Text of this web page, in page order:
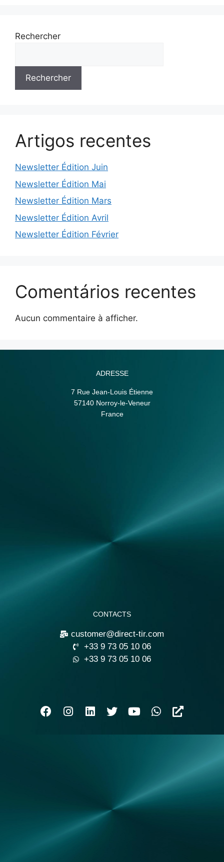
Rechercher
Rechercher
Artigos recentes
Newsletter Édition Juin
Newsletter Édition Mai
Newsletter Édition Mars
Newsletter Édition Avril
Newsletter Édition Février
Comentários recentes
Aucun commentaire à afficher.
ADRESSE
7 Rue Jean-Louis Étienne
57140 Norroy-le-Veneur
France
CONTACTS
customer@direct-tir.com
+33 9 73 05 10 06
+33 9 73 05 10 06